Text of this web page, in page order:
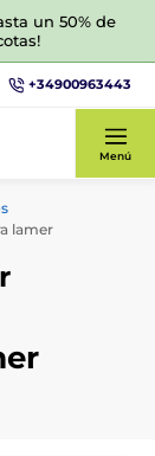
un 50% de
+34900963443
Menú
lamer